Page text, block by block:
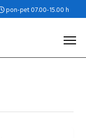
pon-pet 07.00-15.00 h